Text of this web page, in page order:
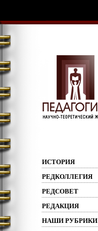
ИСТОРИЯ
РЕДКОЛЛЕГИЯ
РЕДСОВЕТ
РЕДАКЦИЯ
НАШИ РУБРИКИ